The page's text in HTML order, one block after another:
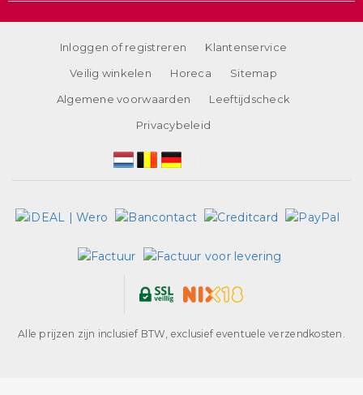
Inloggen of registreren
Klantenservice
Veilig winkelen
Horeca
Sitemap
Algemene voorwaarden
Leeftijdscheck
Privacybeleid
Alle prijzen zijn inclusief BTW, exclusief eventuele verzendkosten.